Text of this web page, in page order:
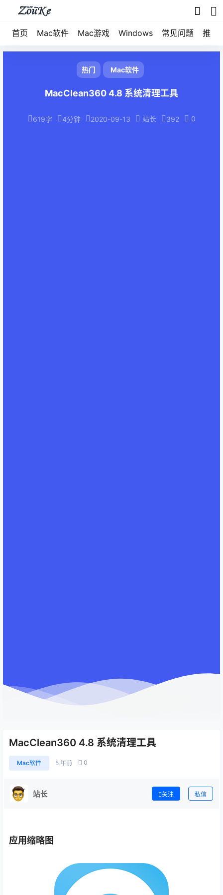
首页 Mac软件 Mac游戏 Windows 常见问题 推荐
热门 Mac软件
MacClean360 4.8 系统清理工具
619字 4分钟 2020-09-13 站长 392 0
MacClean360 4.8 系统清理工具
Mac软件 5 年前 0
站长 关注 私信
应用缩略图